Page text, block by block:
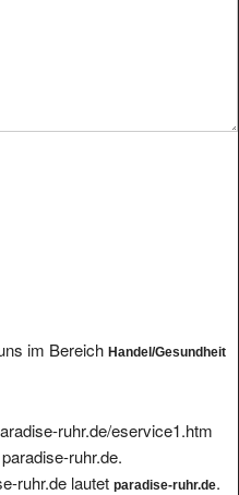
im Bereich Handel/Gesundheit
ruhr.de/eservice1.htm
ruhr.de.
ruhr.de lautet paradise-ruhr.de.